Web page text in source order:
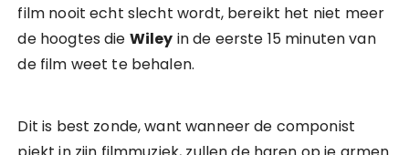
film nooit echt slecht wordt, bereikt het niet meer
de hoogtes die Wiley in de eerste 15 minuten van
de film weet te behalen.
Dit is best zonde, want wanneer de componist